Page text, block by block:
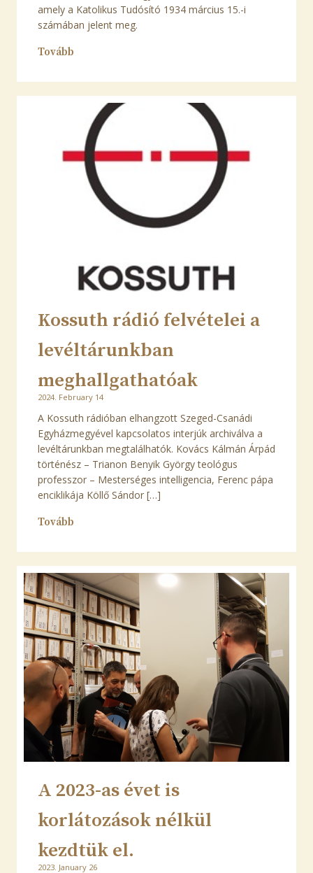
amely a Katolikus Tudósító 1934 március 15.-i
számában jelent meg.
Tovább
Kossuth rádió felvételei a
levéltárunkban
meghallgathatóak
2024. February 14
A Kossuth rádióban elhangzott Szeged-Csanádi
Egyházmegyével kapcsolatos interjúk archiválva a
levéltárunkban megtalálhatók. Kovács Kálmán Árpád
történész – Trianon Benyik György teológus
professzor – Mesterséges intelligencia, Ferenc pápa
enciklikája Köllő Sándor […]
Tovább
A 2023-as évet is
korlátozások nélkül
kezdtük el.
2023. January 26